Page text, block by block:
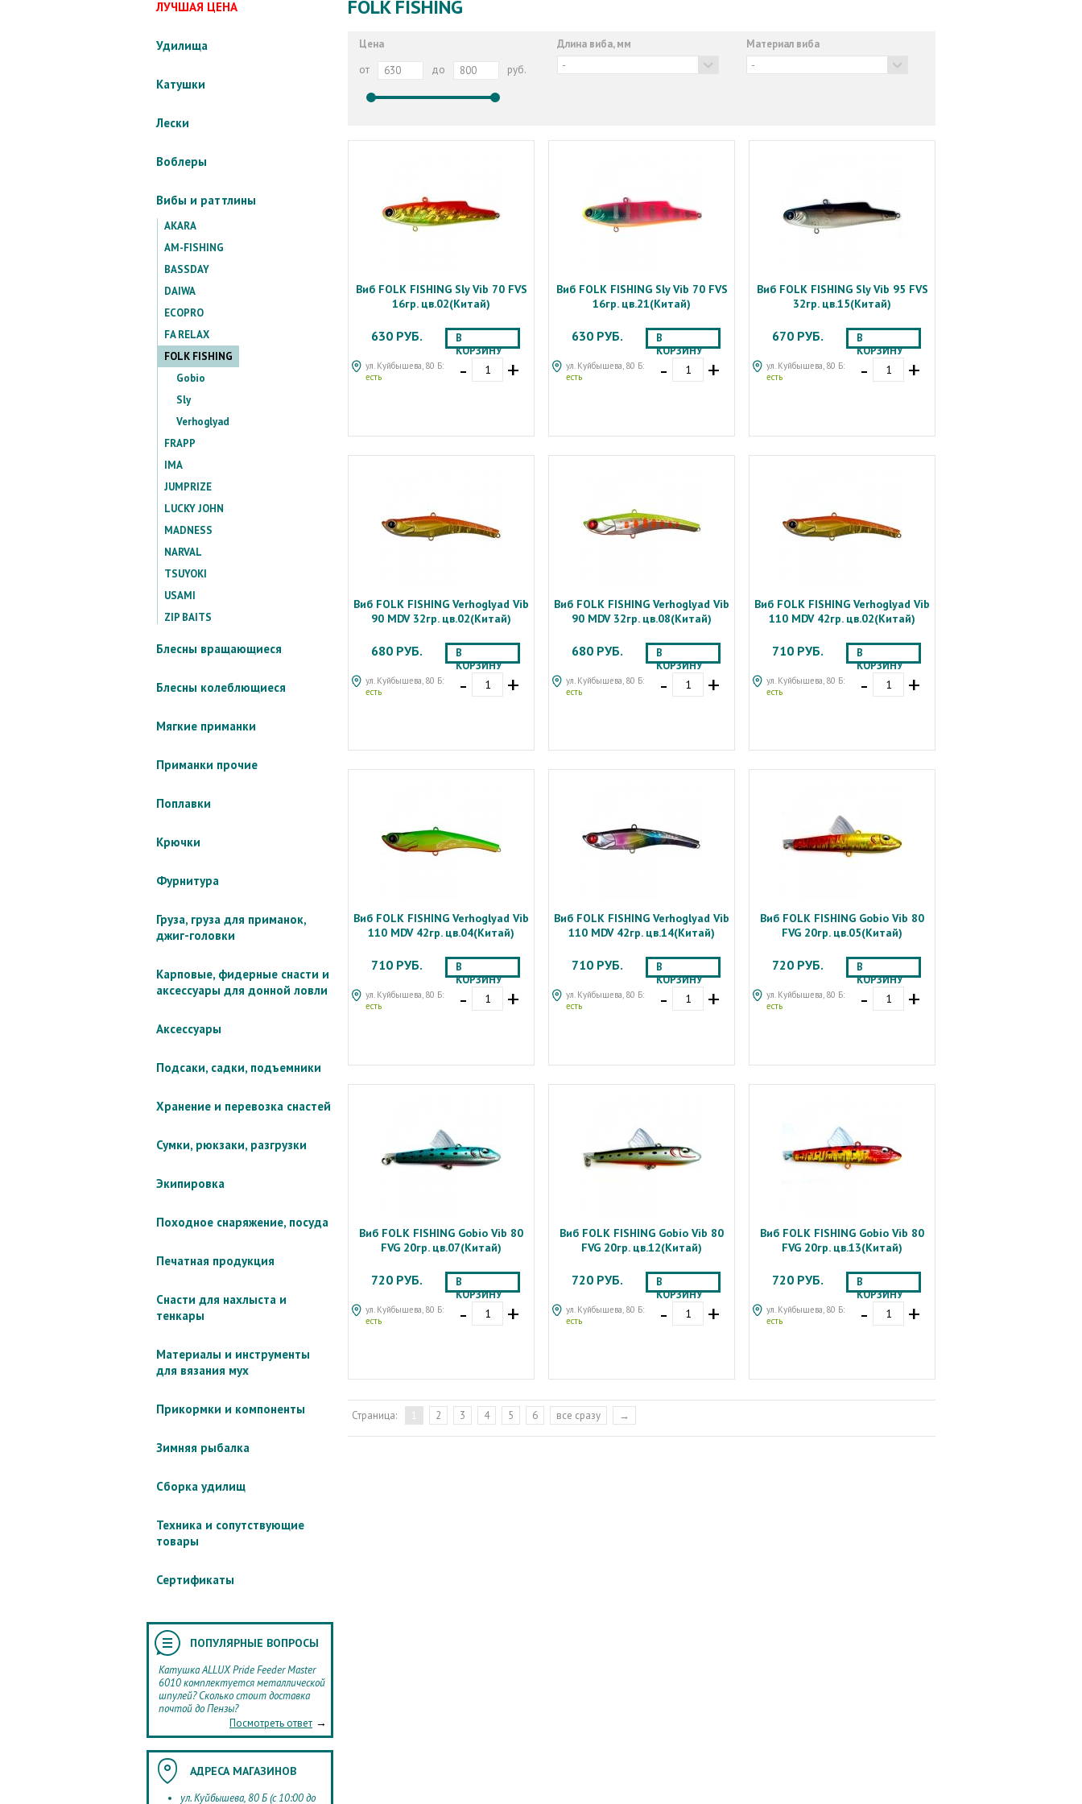
ЛУЧШАЯ ЦЕНА
Удилища
Катушки
Лески
Воблеры
Вибы и раттлины
AKARA
AM-FISHING
BASSDAY
DAIWA
ECOPRO
FA RELAX
FOLK FISHING
Gobio
Sly
Verhoglyad
FRAPP
IMA
JUMPRIZE
LUCKY JOHN
MADNESS
NARVAL
TSUYOKI
USAMI
ZIP BAITS
Блесны вращающиеся
Блесны колеблющиеся
Мягкие приманки
Приманки прочие
Поплавки
Крючки
Фурнитура
Груза, груза для приманок,
джиг-головки
Карповые, фидерные снасти и
аксессуары для донной ловли
Аксессуары
Подсаки, садки, подъемники
Хранение и перевозка снастей
Сумки, рюкзаки, разгрузки
Экипировка
Походное снаряжение, посуда
Печатная продукция
Снасти для нахлыста и
тенкары
Материалы и инструменты
для вязания мух
Прикормки и компоненты
Зимняя рыбалка
Сборка удилищ
Техника и сопутствующие
товары
Сертификаты
ПОПУЛЯРНЫЕ ВОПРОСЫ
Катушка ALLUX Pride Feeder Master
6010 комплектуется металлической
шпулей? Сколько стоит доставка
почтой до Пензы?
Посмотреть ответ →
АДРЕСА МАГАЗИНОВ
ул. Куйбышева, 80 Б (с 10:00 до
FOLK FISHING
Цена
от
до руб.
Длина виба, мм
-
Материал виба
-
Виб FOLK FISHING Sly Vib 70 FVS
16гр. цв.02(Китай)
630 РУБ.
ул. Куйбышева, 80 Б:
есть
В
КОРЗИНУ
- +
Виб FOLK FISHING Sly Vib 70 FVS
16гр. цв.21(Китай)
630 РУБ.
ул. Куйбышева, 80 Б:
есть
В
КОРЗИНУ
- +
Виб FOLK FISHING Sly Vib 95 FVS
32гр. цв.15(Китай)
670 РУБ.
ул. Куйбышева, 80 Б:
есть
В
КОРЗИНУ
- +
Виб FOLK FISHING Verhoglyad Vib
90 MDV 32гр. цв.02(Китай)
680 РУБ.
ул. Куйбышева, 80 Б:
есть
В
КОРЗИНУ
- +
Виб FOLK FISHING Verhoglyad Vib
90 MDV 32гр. цв.08(Китай)
680 РУБ.
ул. Куйбышева, 80 Б:
есть
В
КОРЗИНУ
- +
Виб FOLK FISHING Verhoglyad Vib
110 MDV 42гр. цв.02(Китай)
710 РУБ.
ул. Куйбышева, 80 Б:
есть
В
КОРЗИНУ
- +
Виб FOLK FISHING Verhoglyad Vib
110 MDV 42гр. цв.04(Китай)
710 РУБ.
ул. Куйбышева, 80 Б:
есть
В
КОРЗИНУ
- +
Виб FOLK FISHING Verhoglyad Vib
110 MDV 42гр. цв.14(Китай)
710 РУБ.
ул. Куйбышева, 80 Б:
есть
В
КОРЗИНУ
- +
Виб FOLK FISHING Gobio Vib 80
FVG 20гр. цв.05(Китай)
720 РУБ.
ул. Куйбышева, 80 Б:
есть
В
КОРЗИНУ
- +
Виб FOLK FISHING Gobio Vib 80
FVG 20гр. цв.07(Китай)
720 РУБ.
ул. Куйбышева, 80 Б:
есть
В
КОРЗИНУ
- +
Виб FOLK FISHING Gobio Vib 80
FVG 20гр. цв.12(Китай)
720 РУБ.
ул. Куйбышева, 80 Б:
есть
В
КОРЗИНУ
- +
Виб FOLK FISHING Gobio Vib 80
FVG 20гр. цв.13(Китай)
720 РУБ.
ул. Куйбышева, 80 Б:
есть
В
КОРЗИНУ
- +
Страница: 1 2 3 4 5 6 все сразу →